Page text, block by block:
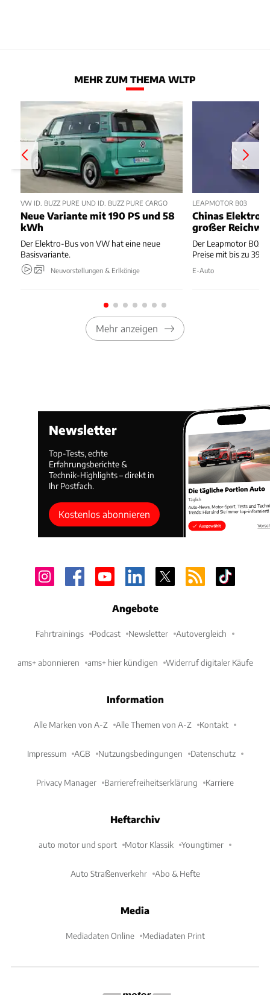
MEHR ZUM THEMA WLTP
VW ID. BUZZ PURE UND ID. BUZZ PURE CARGO
Neue Variante mit 190 PS und 58
kWh
Der Elektro-Bus von VW hat eine neue
Basisvariante.
Neuvorstellungen & Erlkönige
LEAPMOTOR B03
Chinas
großer
Der Leapmotor B03
Preise mit bis zu 390
E-Auto
Mehr anzeigen
Newsletter
Top-Tests, echte
Erfahrungsberichte &
Technik-Highlights – direkt in
Ihr Postfach.
Kostenlos abonnieren
Angebote
Fahrtrainings Podcast Newsletter Autovergleich
ams+ abonnieren ams+ hier kündigen Widerruf digitaler Käufe
Information
Alle Marken von A-Z Alle Themen von A-Z Kontakt
Impressum AGB Nutzungsbedingungen Datenschutz
Privacy Manager Barrierefreiheitserklärung Karriere
Heftarchiv
auto motor und sport Motor Klassik Youngtimer
Auto Straßenverkehr Abo & Hefte
Media
Mediadaten Online Mediadaten Print